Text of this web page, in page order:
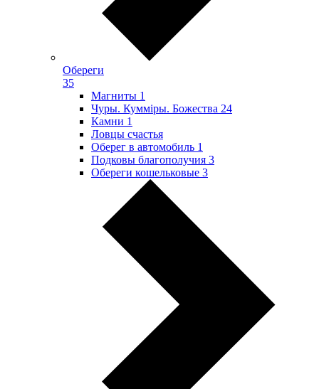
Обереги
35
Магниты 1
Чуры. Куммiры. Божества 24
Камни 1
Ловцы счастья
Оберег в автомобиль 1
Подковы благополучия 3
Обереги кошельковые 3